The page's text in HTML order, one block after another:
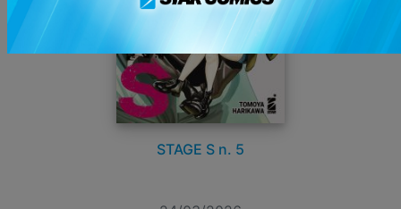
STAGE S n. 5